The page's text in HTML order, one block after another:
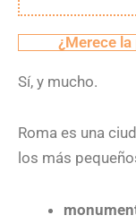
¿Merece
Sí, y mucho.
Roma es una
los más